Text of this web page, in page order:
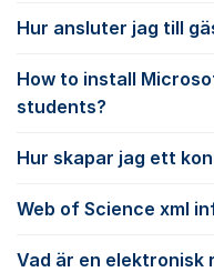
Hur ansluter jag till
How to install
students?
Hur skapar jag ett
Web of Science xml
Vad är en elektronisk